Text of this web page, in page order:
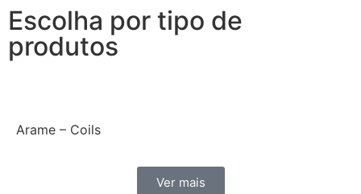
Escolha por tipo de
produtos
Arame – Coils
Ver mais